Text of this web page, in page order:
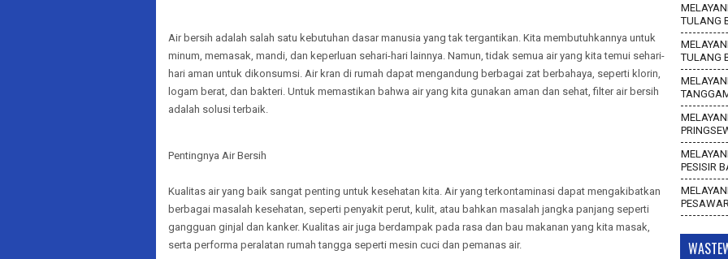
Air bersih adalah salah satu kebutuhan dasar manusia yang tak tergantikan. Kita membutuhkannya untuk
minum, memasak, mandi, dan keperluan sehari-hari lainnya. Namun, tidak semua air yang kita temui sehari-
hari aman untuk dikonsumsi. Air kran di rumah dapat mengandung berbagai zat berbahaya, seperti klorin,
logam berat, dan bakteri. Untuk memastikan bahwa air yang kita gunakan aman dan sehat, filter air bersih
adalah solusi terbaik.
Pentingnya Air Bersih
Kualitas air yang baik sangat penting untuk kesehatan kita. Air yang terkontaminasi dapat mengakibatkan
berbagai masalah kesehatan, seperti penyakit perut, kulit, atau bahkan masalah jangka panjang seperti
gangguan ginjal dan kanker. Kualitas air juga berdampak pada rasa dan bau makanan yang kita masak,
serta performa peralatan rumah tangga seperti mesin cuci dan pemanas air.
TULANG
TULANG
PESISIR